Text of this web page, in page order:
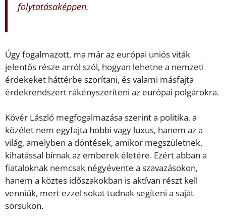
folytatásaképpen.
Úgy fogalmazott, ma már az európai uniós viták
jelentős része arról szól, hogyan lehetne a nemzeti
érdekeket háttérbe szorítani, és valami másfajta
érdekrendszert rákényszeríteni az európai polgárokra.
Kövér László megfogalmazása szerint a politika, a
közélet nem egyfajta hobbi vagy luxus, hanem az a
világ, amelyben a döntések, amikor megszületnek,
kihatással bírnak az emberek életére. Ezért abban a
fiataloknak nemcsak négyévente a szavazásokon,
hanem a köztes időszakokban is aktívan részt kell
venniük, mert ezzel sokat tudnak segíteni a saját
sorsukon.